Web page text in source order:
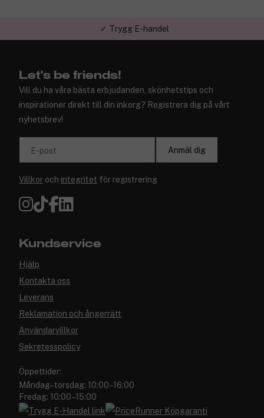
✓ Trygg E-handel
Let's be friends!
Vill du ha våra bästa erbjudanden, skönhetstips och
inspirationer direkt till din inkorg? Registrera dig på vårt
nyhetsbrev!
E-post Anmäl dig
Villkor och integritet för registrering
Kundservice
Hjälp
Kontakta oss
Leverans
Reklamation och ångerrätt
Användarvillkor
Sekretesspolicy
Öppettider:
Måndag–torsdag: 10:00–16:00
Fredag: 10:00–15:00